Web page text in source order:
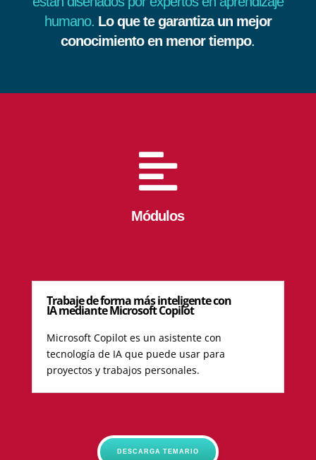
humano. Lo que te garantiza un mejor
conocimiento en menor tiempo.

Módulos
Trabaje de forma más inteligente con
IA mediante Microsoft Copilot
Microsoft Copilot es un asistente con
tecnología de IA que puede usar para
proyectos y trabajos personales.
DESCARGA TEMARIO